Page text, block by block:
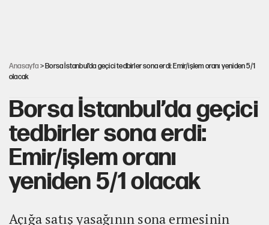
Anasayfa > Borsa İstanbul’da geçici tedbirler sona erdi: Emir/işlem oranı yeniden 5/1
olacak
Borsa İstanbul’da geçici
tedbirler sona erdi:
Emir/işlem oranı
yeniden 5/1 olacak
Açığa satış yasağının sona ermesinin